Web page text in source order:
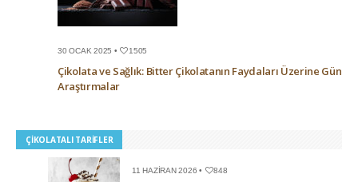
30 OCAK 2025 • 1505
Çikolata ve Sağlık: Bitter Çikolatanın Faydaları Üzerine Güncel
Araştırmalar
ÇIKOLATALI TARIFLER
11 HAZIRAN 2026 • 848